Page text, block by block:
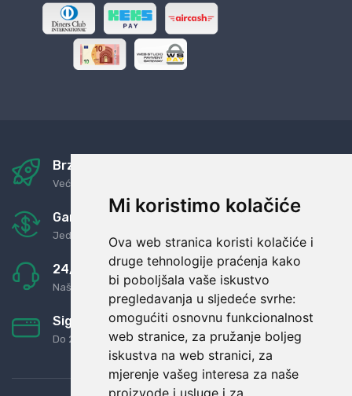
Mi koristimo kolačiće
Ova web stranica koristi kolačiće i
druge tehnologije praćenja kako
bi poboljšala vaše iskustvo
pregledavanja u sljedeće svrhe:
omogućiti osnovnu funkcionalnost
web stranice, za pružanje boljeg
iskustva na web stranici, za
mjerenje vašeg interesa za naše
proizvode i usluge i za
Brza i sigurna dostava
Već za nekoliko dana kod vas
Garancija u povrat novaca
Jednostavno pravilo: Roba za novac
24/7 odlična podrška
Naši agenti uvijek na raspolaganju
Sigurno obročno plaćanje
Do 24 rata bez kamata